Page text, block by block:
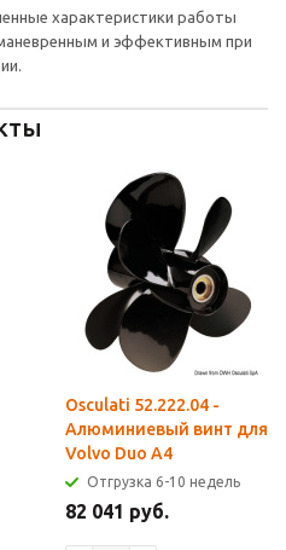
характеристики работы
и эффективным при
Osculati 52.222.04 -
Алюминиевый винт для
Volvo Duo A4
Отгрузка 6-10 недель
82 041 руб.